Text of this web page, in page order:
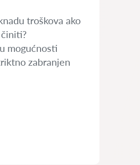
troškova ako
mogućnosti
zabranjen